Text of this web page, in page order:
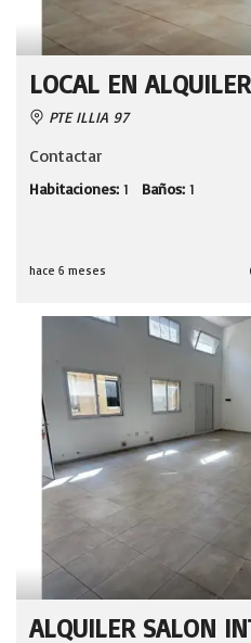
LOCAL EN
PTE ILLIA 97
Contactar
Habitaciones: 1 Baños: 1
hace 6 meses
ALQUILER SALON